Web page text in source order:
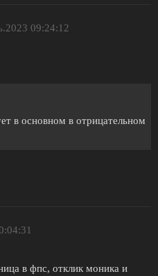
09:24:12
в основном в отрицательном
в фпс, отклик моника и